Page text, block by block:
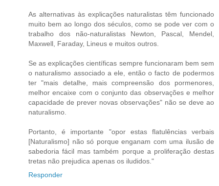
As alternativas às explicações naturalistas têm funcionado
muito bem ao longo dos séculos, como se pode ver com o
trabalho dos não-naturalistas Newton, Pascal, Mendel,
Maxwell, Faraday, Lineus e muitos outros.
Se as explicações científicas sempre funcionaram bem sem
o naturalismo associado a ele, então o facto de podermos
ter "mais detalhe, mais compreensão dos pormenores,
melhor encaixe com o conjunto das observações e melhor
capacidade de prever novas observações" não se deve ao
naturalismo.
Portanto, é importante "opor estas flatulências verbais
[Naturalismo] não só porque enganam com uma ilusão de
sabedoria fácil mas também porque a proliferação destas
tretas não prejudica apenas os iludidos."
Responder